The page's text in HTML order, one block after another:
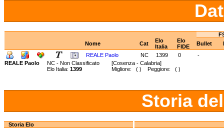
Nome
Cat
Elo
Italia
Elo
FIDE
Bullet
REALE Paolo
NC 1399 0
-
REALE Paolo
NC - Non Classificato [Cosenza - Calabria]
Elo Italia: 1399 Migliore: ( ) Peggiore: ( )
Storia
Storia Elo